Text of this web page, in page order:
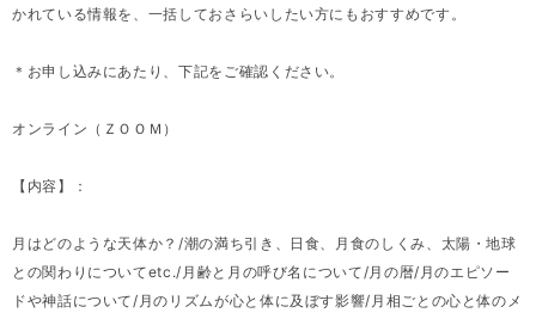
かれている情報を、一括しておさらいしたい方にもおすすめです。
＊お申し込みにあたり、下記をご確認ください。
オンライン（ＺＯＯＭ）
【内容】：
月はどのような天体か？/潮の満ち引き、日食、月食のしくみ、太陽・地球
との関わりについてetc./月齢と月の呼び名について/月の暦/月のエピソー
ドや神話について/月のリズムが心と体に及ぼす影響/月相ごとの心と体のメ